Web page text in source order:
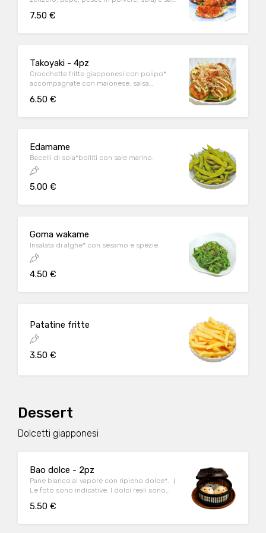
7.50 €
Takoyaki - 4pz
Crocchette fritte giapponesi con polipo*
accompagnate con maionese, salsa
affumicato in trucioli) e polvere di alghe.
6.50 €
Edamame
Bacelli di soia*bolliti con sale marino.
5.00 €
Goma wakame
Insalata di alghe* con sesamo e spezie.
4.50 €
Patatine fritte
3.50 €
Dessert
Dolcetti giapponesi
Bao dolce - 2pz
Pane bianco al vapore con ripieno dolce*.（
Le foto sono indicative. I dolci reali sono
5.50 €